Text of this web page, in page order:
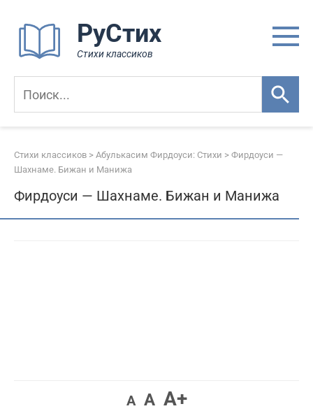
контенту
РуСтих
Стихи классиков
Стихи классиков > Абулькасим Фирдоуси: Стихи > Фирдоуси —
Шахнаме. Бижан и Манижа
Фирдоуси — Шахнаме. Бижан и Манижа
A A A+